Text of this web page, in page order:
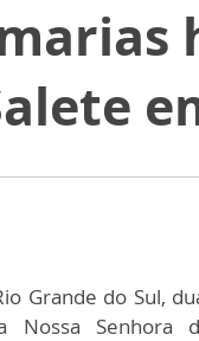
Grande do Sul,
Nossa